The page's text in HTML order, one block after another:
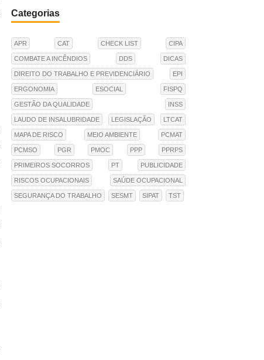
Categorias
APR CAT CHECK LIST CIPA
COMBATE A INCÊNDIOS DDS DICAS
DIREITO DO TRABALHO E PREVIDENCIÁRIO EPI
ERGONOMIA ESOCIAL FISPQ
GESTÃO DA QUALIDADE INSS
LAUDO DE INSALUBRIDADE LEGISLAÇÃO LTCAT
MAPA DE RISCO MEIO AMBIENTE PCMAT
PCMSO PGR PMOC PPP PPRPS
PRIMEIROS SOCORROS PT PUBLICIDADE
RISCOS OCUPACIONAIS SAÚDE OCUPACIONAL
SEGURANÇA DO TRABALHO SESMT SIPAT TST